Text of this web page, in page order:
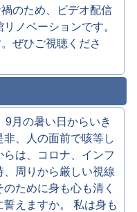
のため、ビデオ配信
ノベーションです。
ぜひご視聴くださ
9月の暑い日からいき
、人の面前で咳等し
は、コロナ、インフ
、周りから厳しい視線
ために身も心も清く
えますか。 私は身も